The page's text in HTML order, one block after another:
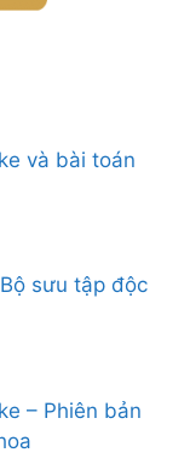
và bài toán
sưu tập độc
– Phiên bản